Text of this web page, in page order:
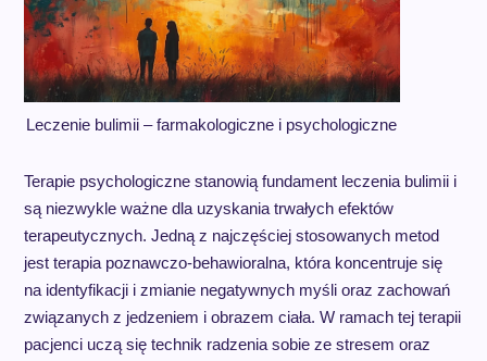
Leczenie bulimii – farmakologiczne i psychologiczne
Terapie psychologiczne stanowią fundament leczenia bulimii i
są niezwykle ważne dla uzyskania trwałych efektów
terapeutycznych. Jedną z najczęściej stosowanych metod
jest terapia poznawczo-behawioralna, która koncentruje się
na identyfikacji i zmianie negatywnych myśli oraz zachowań
związanych z jedzeniem i obrazem ciała. W ramach tej terapii
pacjenci uczą się technik radzenia sobie ze stresem oraz